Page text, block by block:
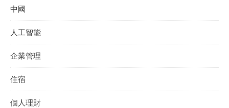
中國
人工智能
企業管理
住宿
個人理財